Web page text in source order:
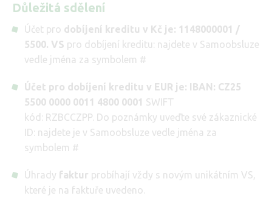
Důležitá sdělení
Účet pro dobíjení kreditu v Kč je: 1148000001 /
5500. VS pro dobíjení kreditu: najdete v Samoobsluze
vedle jména za symbolem #
Účet pro dobíjení kreditu v EUR je: IBAN: CZ25
5500 0000 0011 4800 0001 SWIFT
kód: RZBCCZPP. Do poznámky uveďte své zákaznické
ID: najdete je v Samoobsluze vedle jména za
symbolem #
Úhrady faktur probíhají vždy s novým unikátním VS,
které je na faktuře uvedeno.